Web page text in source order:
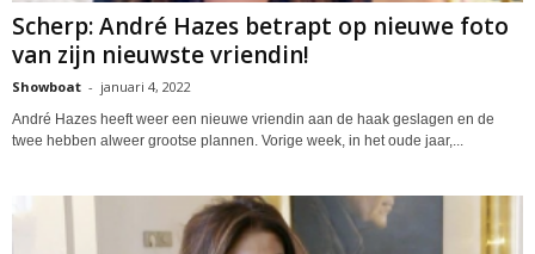
Scherp: André Hazes betrapt op nieuwe foto
van zijn nieuwste vriendin!
Showboat - januari 4, 2022
André Hazes heeft weer een nieuwe vriendin aan de haak geslagen en de
twee hebben alweer grootse plannen. Vorige week, in het oude jaar,...